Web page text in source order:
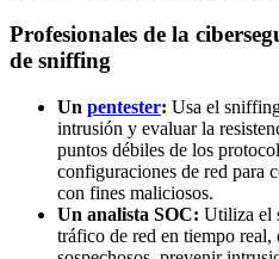
Profesionales de la
de sniffing
Un pentester: Usa el
intrusión y evaluar la
puntos débiles de los
configuraciones de red para
con fines maliciosos.
Un analista SOC: Utiliza el
tráfico de red en tiempo real,